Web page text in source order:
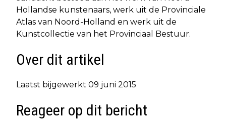
Hollandse kunstenaars, werk uit de Provinciale
Atlas van Noord-Holland en werk uit de
Kunstcollectie van het Provinciaal Bestuur.
Over dit artikel
Laatst bijgewerkt 09 juni 2015
Reageer op dit bericht